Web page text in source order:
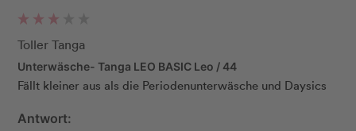
Toller Tanga
Unterwäsche- Tanga LEO BASIC Leo / 44
Fällt kleiner aus als die Periodenunterwäsche und Daysics
Antwort: